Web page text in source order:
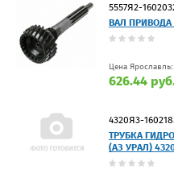
5557Я2-
ВАЛ ПРИВОДА
Цена Ярославль:
626.44
4320Я3-
ТРУБКА
(АЗ УРАЛ)